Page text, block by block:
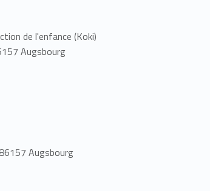
de l'enfance (Koki)
Augsbourg
Augsbourg